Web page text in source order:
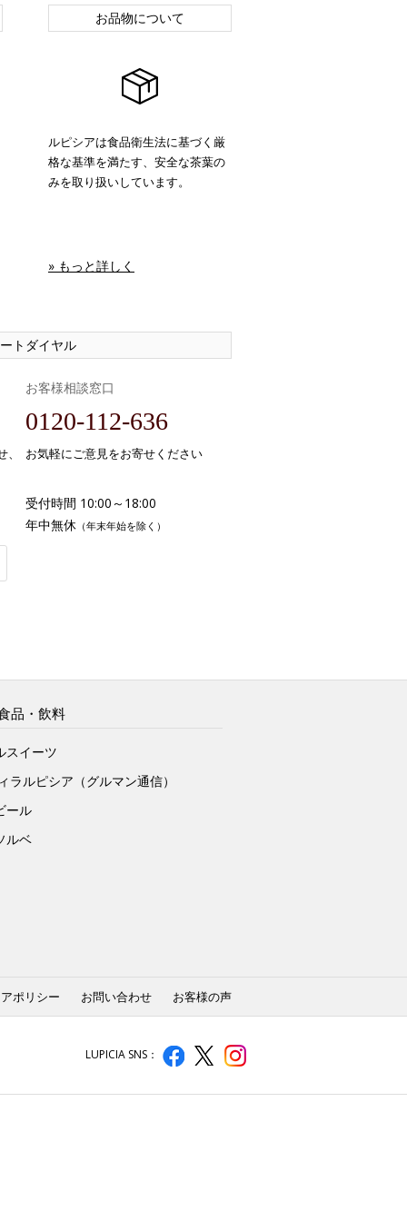
お品物について
ルピシアは食品衛生法に基づく厳
格な基準を満たす、安全な茶葉の
みを取り扱いしています。
» もっと詳しく
トダイヤル
お客様相談窓口
0120-112-636
お気軽にご意見をお寄せください
受付時間 10:00～18:00
年中無休 （年末年始を除く）
品・飲料
スイーツ
ラルピシア（グルマン通信）
ール
ルベ
ポリシー お問い合わせ お客様の声
LUPICIA SNS：